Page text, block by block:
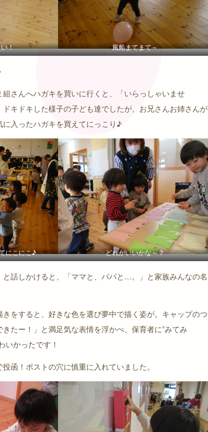
！ 風船まてまて～
さんへハガキを買いに行くと、「いらっしゃいませ
キドキした様子の子ども達でしたが、お兄さんお姉さんが
入ったハガキを買えてにっこり♪
にこにこ♪ どれがいいかな～？
と話しかけると、「ママと、パパと…。」と家族みんなの名
をすると、好きな色を選び夢中で描く姿が。キャップのつ
たー！」と満足気な表情を浮かべ、保育者に”みてみ
いかったです！
函！ポストの穴に慎重に入れていました。